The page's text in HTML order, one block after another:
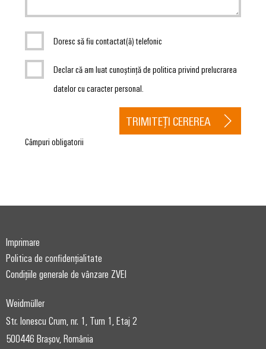
Doresc să fiu contactat(ă) telefonic
Declar că am luat cunoștință de politica privind prelucrarea
datelor cu caracter personal.
Câmpuri obligatorii
TRIMITEȚI CEREREA
Imprimare
Politica de confidențialitate
Condițiile generale de vânzare ZVEI
Weidmüller
Str. Ionescu Crum, nr. 1, Turn 1, Etaj 2
500446 Brașov, România